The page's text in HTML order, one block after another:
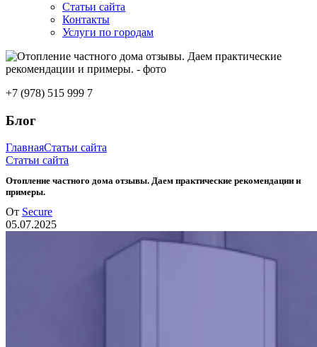
Статьи сайта
Контакты
Услуги по городам
+7 (978) 515 999 7
Блог
ГлавнаяСтатьи сайта
Статьи сайта
Отопление частного дома отзывы. Даем практические рекомендации и
примеры.
От Secure
05.07.2025